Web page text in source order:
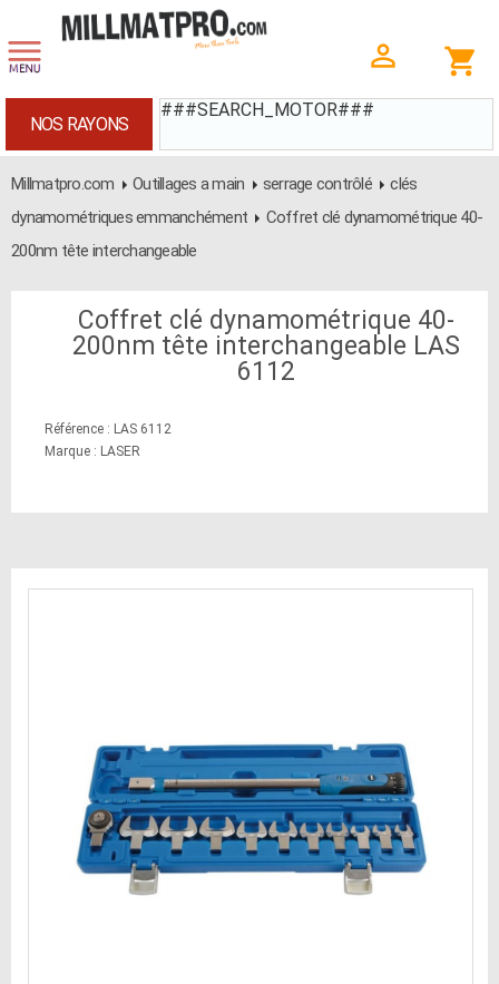
###SEARCH_MOTOR###
NOS RAYONS
Millmatpro.com Outillages a main serrage contrôlé
clés
dynamométriques emmanchément
Coffret clé dynamométrique 40-
200nm tête interchangeable
Coffret clé dynamométrique 40-
200nm tête interchangeable LAS
6112
Référence : LAS 6112
Marque : LASER